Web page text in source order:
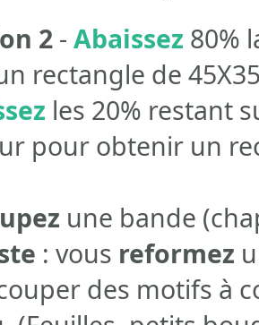
2 - Abaissez 80%
rectangle de
les 20% restant
pour obtenir un
une bande
: vous reformez
des motifs à